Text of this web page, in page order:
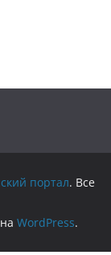
портал. Все
WordPress.